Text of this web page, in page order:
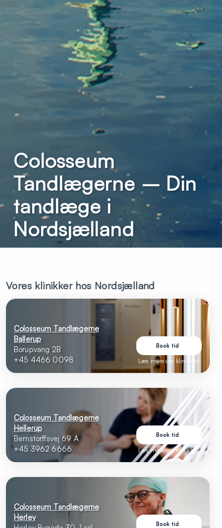
Colosseum
Tandlægerne – Din
tandlæge i
Nordsjælland
Vores klinikker hos Nordsjælland
Colosseum Tandlægerne
Ballerup
Borupvang 2B
+45 4466 0098
Book tid
Læs mere om klinikken
Colosseum Tandlægerne
Hellerup
Bernstorffsvej 69 A
+45 3962 6666
Book tid
Læs mere om klinikken
Colosseum Tandlægerne
Herlev
Book tid